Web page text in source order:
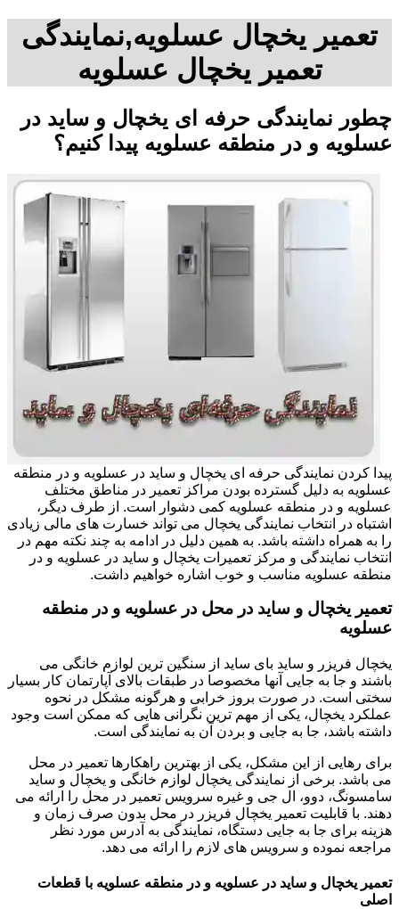
تعمیر یخچال عسلویه,نمایندگی
تعمیر یخچال عسلویه
چطور نمایندگی حرفه ای یخچال و ساید در
عسلویه و در منطقه عسلویه پیدا کنیم؟
پیدا کردن نمایندگی حرفه ای یخچال و ساید در عسلویه و در منطقه
عسلویه به دلیل گسترده بودن مراکز تعمیر در مناطق مختلف
عسلویه و در منطقه عسلویه کمی دشوار است. از طرف دیگر،
اشتباه در انتخاب نمایندگی یخچال می تواند خسارت های مالی زیادی
را به همراه داشته باشد. به همین دلیل در ادامه به چند نکته مهم در
انتخاب نمایندگی و مرکز تعمیرات یخچال و ساید در عسلویه و در
منطقه عسلویه مناسب و خوب اشاره خواهیم داشت.
تعمیر یخچال و ساید در محل در عسلویه و در منطقه
عسلویه
یخچال فریزر و ساید بای ساید از سنگین ترین لوازم خانگی می
باشند و جا به جایی آنها مخصوصا در طبقات بالای آپارتمان کار بسیار
سختی است. در صورت بروز خرابی و هرگونه مشکل در نحوه
عملکرد یخچال، یکی از مهم ترین نگرانی هایی که ممکن است وجود
داشته باشد، جا به جایی و بردن آن به نمایندگی است.
برای رهایی از این مشکل، یکی از بهترین راهکارها تعمیر در محل
می باشد. برخی از نمایندگی یخچال لوازم خانگی و یخچال و ساید
سامسونگ، دوو، ال جی و غیره سرویس تعمیر در محل را ارائه می
دهند. با قابلیت تعمیر یخچال فریزر در محل بدون صرف زمان و
هزینه برای جا به جایی دستگاه، نمایندگی به آدرس مورد نظر
مراجعه نموده و سرویس های لازم را ارائه می دهد.
تعمیر یخچال و ساید در عسلویه و در منطقه عسلویه با قطعات
اصلی